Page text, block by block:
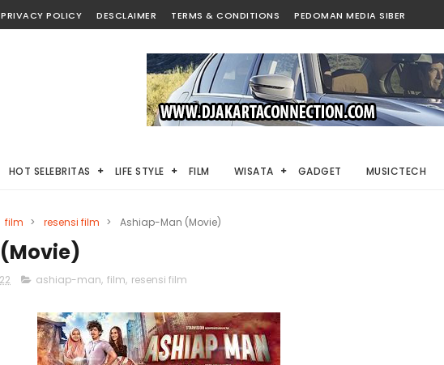
PRIVACY POLICY DESCLAIMER TERMS & CONDITIONS PEDOMAN MEDIA SIBER
HOT SELEBRITAS LIFE STYLE FILM WISATA GADGET MUSICTECH
film > resensi film > Ashiap-Man (Movie)
ashiap-man, film, resensi film